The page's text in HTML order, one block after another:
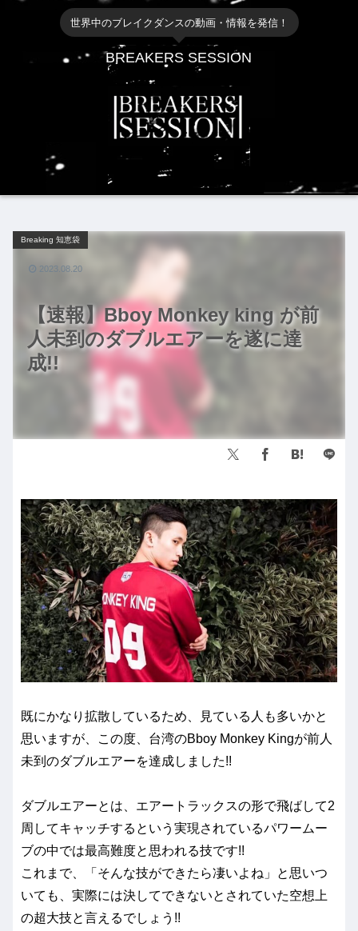
世界中のブレイクダンスの動画・情報を発信！
BREAKERS SESSION
【速報】Bboy Monkey king が前
人未到のダブルエアーを遂に達
成!!
Breaking 知恵袋
2023.08.20
既にかなり拡散しているため、見ている人も多いかと
思いますが、この度、台湾のBboy Monkey Kingが前人
未到のダブルエアーを達成しました!!
ダブルエアーとは、エアートラックスの形で飛ばして2
周してキャッチするという実現されているパワームー
ブの中では最高難度と思われる技です!!
これまで、「そんな技ができたら凄いよね」と思いつ
いても、実際には決してできないとされていた空想上
の超大技と言えるでしょう!!